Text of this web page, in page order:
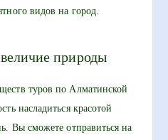
видов на город.
природы
туров по Алматинской
насладиться красотой
Вы сможете отправиться на